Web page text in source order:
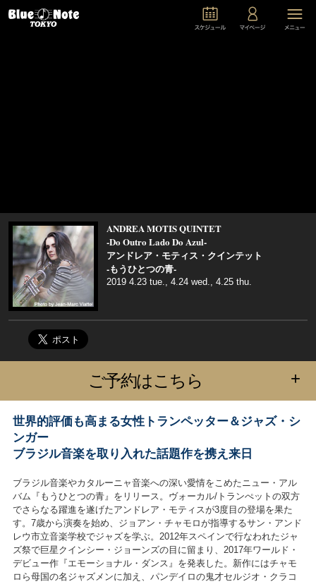
ANDREA MOTIS QUINTET
-Do Outro Lado Do Azul-
アンドレア・モティス・クインテット
-もうひとつの青-
2019 4.23 tue., 4.24 wed., 4.25 thu.
ご予約はこちら +
世界的評価も高まる女性トランペッター＆ジャズ・シ
ンガー
ブラジル音楽を取り入れた話題作を携え来日
ブラジル音楽やカタルーニャ音楽への深い愛情をこめたニュー・アル
バム『もうひとつの青』をリリース。ヴォーカル/トランぺットの双方
でさらなる躍進を遂げたアンドレア・モティスが3度目の登場を果た
す。7歳から演奏を始め、ジョアン・チャモロが指導するサン・アンド
レウ市立音楽学校でジャズを学ぶ。2012年スペインで行なわれたジャ
ズ祭で巨星クインシー・ジョーンズの目に留まり、2017年ワールド・
デビュー作『エモーショナル・ダンス』を発表した。新作にはチャモ
ロら母国の名ジャズメンに加え、パンデイロの鬼才セルジオ・クラコ